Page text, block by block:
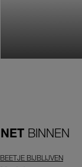
NET BINNEN
BEETJE BIJBLIJVEN